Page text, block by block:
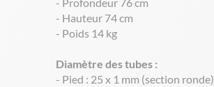
- Hauteur 74 cm
- Poids 14 kg
Diamètre des tubes :
- Pied : 25 x 1 mm (section ronde)